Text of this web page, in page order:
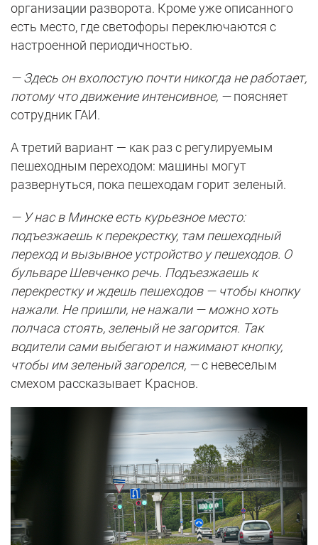
организации разворота. Кроме уже описанного
есть место, где светофоры переключаются с
настроенной периодичностью.
— Здесь он вхолостую почти никогда не работает,
потому что движение интенсивное, —поясняет
сотрудник ГАИ.
А третий вариант — как раз с регулируемым
пешеходным переходом: машины могут
развернуться, пока пешеходам горит зеленый.
— У нас в Минске есть курьезное место:
подъезжаешь к перекрестку, там пешеходный
переход и вызывное устройство у пешеходов. О
бульваре Шевченко речь. Подъезжаешь к
перекрестку и ждешь пешеходов — чтобы кнопку
нажали. Не пришли, не нажали — можно хоть
полчаса стоять, зеленый не загорится. Так
водители сами выбегают и нажимают кнопку,
чтобы им зеленый загорелся, —с невеселым
смехом рассказывает Краснов.